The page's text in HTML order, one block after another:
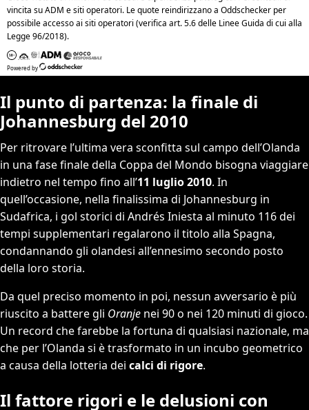
Il punto di partenza: la finale di
Johannesburg del 2010
Per ritrovare l’ultima vera sconfitta sul campo dell’Olanda
in una fase finale della Coppa del Mondo bisogna viaggiare
indietro nel tempo fino all’11 luglio 2010. In
quell’occasione, nella finalissima di Johannesburg in
Sudafrica, i gol storici di Andrés Iniesta al minuto 116 dei
tempi supplementari regalarono il titolo alla Spagna,
condannando gli olandesi all’ennesimo secondo posto
della loro storia.
Da quel preciso momento in poi, nessun avversario è più
riuscito a battere gli Oranje nei 90 o nei 120 minuti di gioco.
Un record che farebbe la fortuna di qualsiasi nazionale, ma
che per l’Olanda si è trasformato in un incubo geometrico
a causa della lotteria dei calci di rigore.
Il fattore rigori e le delusioni con